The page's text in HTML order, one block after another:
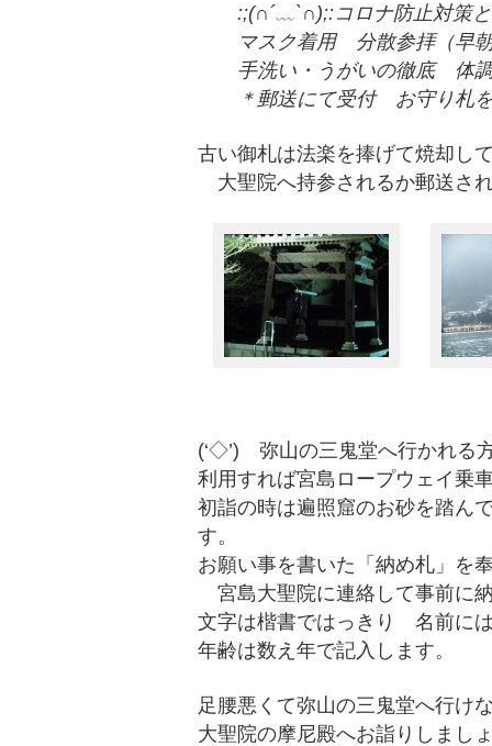
:;(∩´﹏`∩);:コロナ防止対策
マスク着用 分散参拝（早
手洗い・うがいの徹底 体
＊郵送にて受付 お守り札
古い御札は法楽を捧げて焼却し
大聖院へ持参されるか郵送さ
(‘◇’)ゞ弥山の三鬼堂へ行かれる
利用すれば宮島ロープウェイ乗
初詣の時は遍照窟のお砂を踏ん
す。
お願い事を書いた「納め札」を
宮島大聖院に連絡して事前に
文字は楷書ではっきり 名前に
年齢は数え年で記入します。
足腰悪くて弥山の三鬼堂へ行け
大聖院の摩尼殿へお詣りしまし